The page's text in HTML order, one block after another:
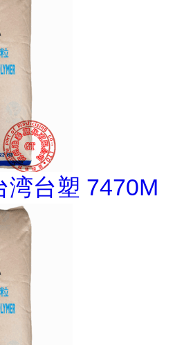
湾台塑 7470M